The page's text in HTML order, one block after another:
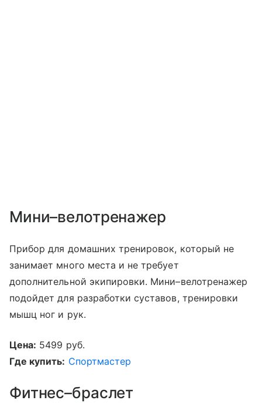
Мини–велотренажер
Прибор для домашних тренировок, который не
занимает много места и не требует
дополнительной экипировки. Мини–велотренажер
подойдет для разработки суставов, тренировки
мышц ног и рук.
Цена: 5499 руб.
Где купить: Спортмастер
Фитнес–браслет